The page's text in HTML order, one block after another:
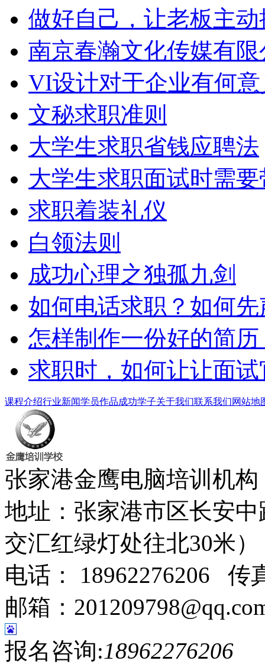
做好自己，让老板主
南京春瀚文化传媒有
VI设计对于企业有何
文秘求职准则
大学生求职省钱应聘法
大学生求职面试时需
求职着装礼仪
白领法则
成功心理之独孤九剑
如何电话求职？如何
怎样制作一份好的简历
求职时，如何让让面
课程介绍行业新闻学员作品成功学子关于我们联系我们网站地
张家港金鹰电脑培训机
地址：张家港市区长安
交汇红绿灯处往北30米
电话： 18962276206 传
邮箱：
报名咨询:18962276206